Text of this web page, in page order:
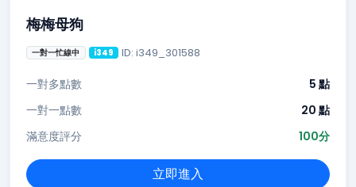
梅梅母狗
一對一忙線中 i349 ID: i349_301588
一對多點數
5 點
一對一點數
20 點
滿意度評分
100分
立即進入